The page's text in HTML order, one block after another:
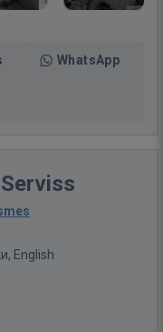
WhatsApp
English